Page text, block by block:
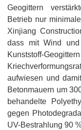
Geogittern
Betrieb nur
Xinjiang
dass mit Wind und
Kunststoff-
aufwiesen und
Betonmauern um
behandelte
gegen
UV-Bestrahlung 90